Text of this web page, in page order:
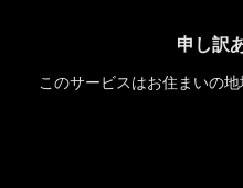
申し訳
このサービスはお住まいの